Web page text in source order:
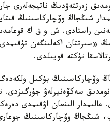
زەرتتەۋدىڭ ناتيجەلەرى
شىڭجاڭ وۆچاركاسىنىڭ
راستادى. ش و ق ك
«سىرتتان اكەلىنگەن
نۇكتە قويىلدى.
وۆچاركاسىنىڭ بۇكىل
عالىمدار الىنعان اۋقىمدى
شىڭجاڭ وۆچاركاسىنىڭ